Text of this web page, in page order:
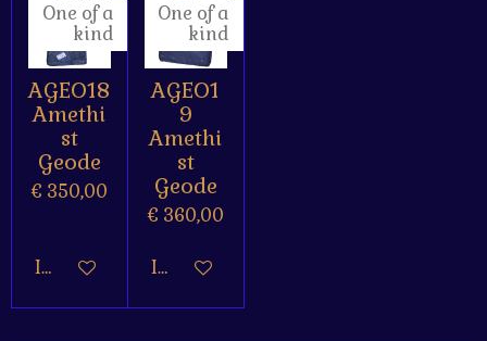
One of a
kind
AGEO18
Amethi
st
Geode
€ 350,00
In winkelwagen
One of a
kind
AGEO1
9
Amethi
st
Geode
€ 360,00
In winkelwagen